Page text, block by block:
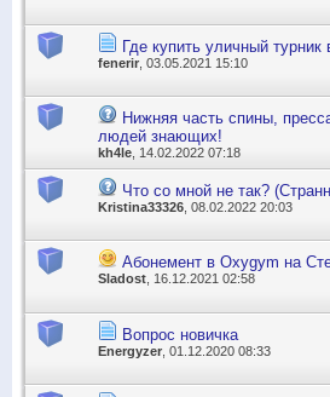
Где купить уличный
fenerir , 03.05.2021 15:10
Нижняя часть спины,
людей знающих!
kh4le, 14.02.2022 07:18
Что со мной не так?
Kristina33326 , 08.02.2022 20:03
Абонемент в Oxygym на
Sladost , 16.12.2021 02:58
Вопрос новичка
Energyzer , 01.12.2020 08:33